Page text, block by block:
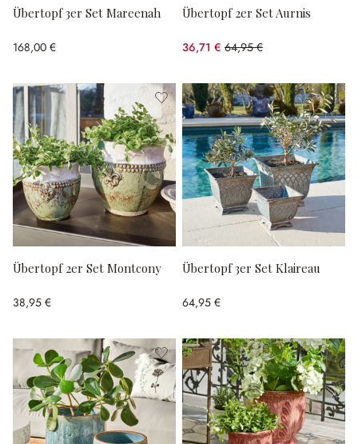
Übertopf 3er Set Mareenah
168,00 €
Übertopf 2er Set Aurnis
36,71 € 64,95 €
(43.48% gespart)
Übertopf 2er Set Montcony
38,95 €
Übertopf 3er Set Klaireau
64,95 €